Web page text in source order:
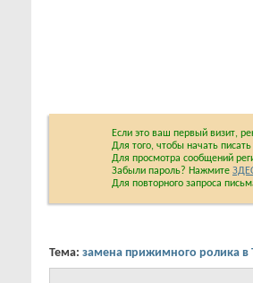
Если это ваш первый визит,
Для того, чтобы начать
Для просмотра сообщений
Забыли пароль? Нажмите
Для повторного запроса
Тема: замена прижимного ролика в